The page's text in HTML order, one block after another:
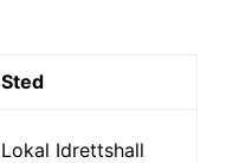
Sted
Lokal Idrettshall